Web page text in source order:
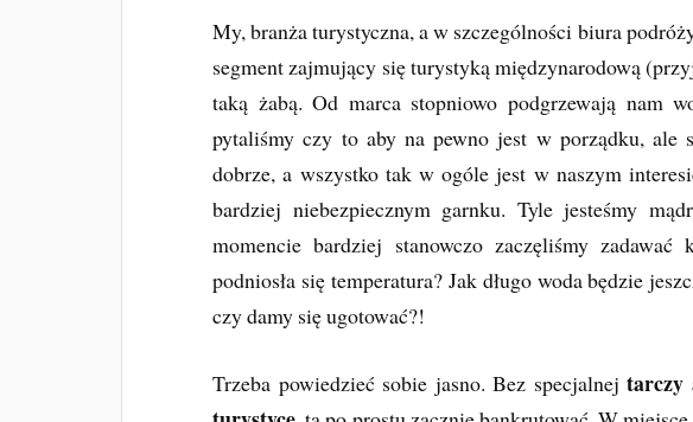
My, branża turystyczna, a w szczególności biura
segment zajmujący się turystyką międzynarodową
taką żabą. Od marca stopniowo podgrzewają nam
pytaliśmy czy to aby na pewno jest w porządku, ale
dobrze, a wszystko tak w ogóle jest w naszym
bardziej niebezpiecznym garnku. Tyle jesteśmy
momencie bardziej stanowczo zaczęliśmy zadawać
podniosła się temperatura? Jak długo woda będzie
czy damy się ugotować?!
Trzeba powiedzieć sobie jasno. Bez specjalnejtarczy